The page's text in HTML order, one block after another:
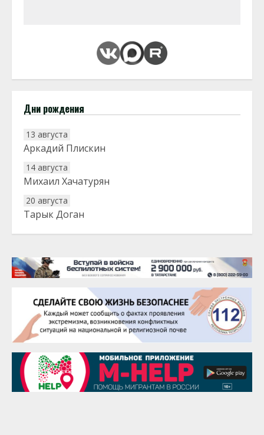
Дни рождения
13 августа
Аркадий Плискин
14 августа
Михаил Хачатурян
20 августа
Тарык Доган
22 августа
25 августа
Сэсэгма Бубеева
28 августа
Чингиз Мустафаев
29 августа
Надежда Рослова
1 сентября
Гали Хасанов